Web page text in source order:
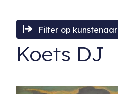
Filter op kunstenaar
Koets DJ